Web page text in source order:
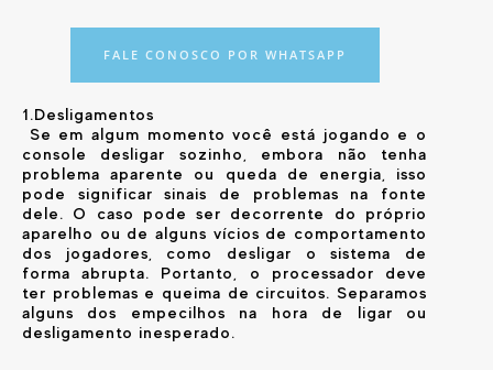
FALE CONOSCO POR WHATSAPP
1.Desligamentos
Se em algum momento você está jogando e o
console desligar sozinho, embora não tenha
problema aparente ou queda de energia, isso
pode significar sinais de problemas na fonte
dele. O caso pode ser decorrente do próprio
aparelho ou de alguns vícios de comportamento
dos jogadores, como desligar o sistema de
forma abrupta. Portanto, o processador deve
ter problemas e queima de circuitos. Separamos
alguns dos empecilhos na hora de ligar ou
desligamento inesperado.